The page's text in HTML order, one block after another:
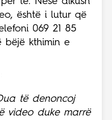
është i lutur që
069 21 85
bëjë kthimin e
të denoncoj
video duke marrë